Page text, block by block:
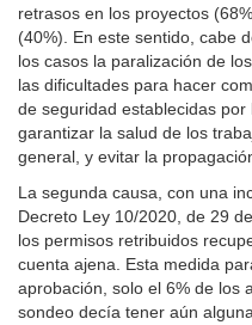
retrasos en los proyectos
(40%). En este sentido, cabe
los casos la paralización de
las dificultades para hacer
de seguridad establecidas
garantizar la salud de los
general, y evitar la
La segunda causa, con una
Decreto Ley 10/2020, de 29
los permisos retribuidos
cuenta ajena. Esta medida
aprobación, solo el 6% de los
sondeo decía tener aún